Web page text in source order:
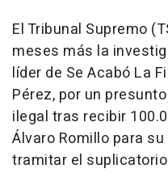
El Tribunal Supremo
meses más la
líder de Se Acabó La
Pérez, por un
ilegal tras recibir
Álvaro Romillo para
tramitar el